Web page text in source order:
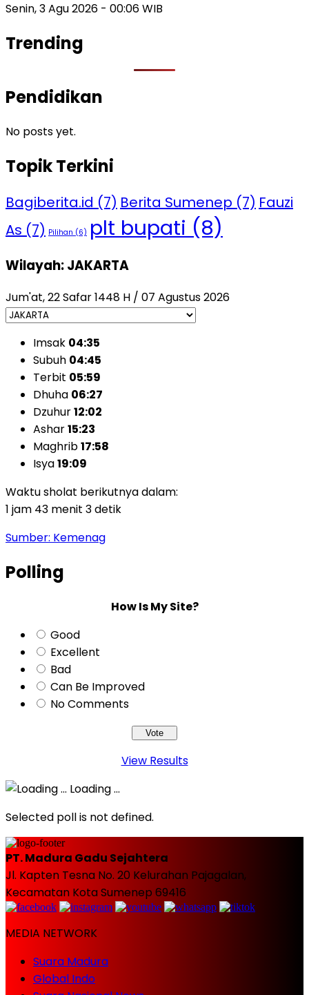
Senin, 3 Agu 2026 - 00:06 WIB
Trending
Pendidikan
No posts yet.
Topik Terkini
Bagiberita.id (7) Berita Sumenep (7) Fauzi
As (7) Pilihan (6) plt bupati (8)
Wilayah: JAKARTA
Jum'at, 22 Safar 1448 H / 07 Agustus 2026
Imsak 04:35
Subuh 04:45
Terbit 05:59
Dhuha 06:27
Dzuhur12:02
Ashar15:23
Maghrib17:58
Isya19:09
Waktu sholat berikutnya dalam:
1 jam 43 menit 2 detik
Sumber: Kemenag
Polling
How Is My Site?
Good
Excellent
Bad
Can Be Improved
No Comments
View Results
Loading ...
Selected poll is not defined.
PT. Madura Gadu Sejahtera
Jl. Kapten Tesna No. 20 Kelurahan Pajagalan,
Kecamatan Kota Sumenep 69416
MEDIA NETWORK
Suara Madura
Global Indo